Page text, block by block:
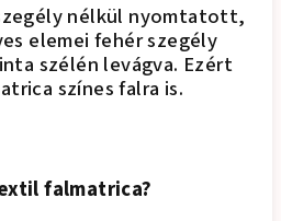
nélkül nyomtatott,
elemei fehér szegély
szélén levágva. Ezért
színes falra is.
falmatrica?